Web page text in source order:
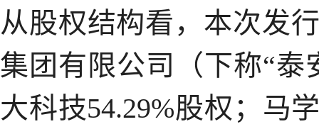
从股权结构看，本次发
集团有限公司（下称“泰
大科技54.29%股权；马